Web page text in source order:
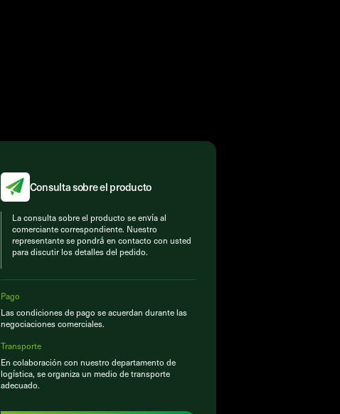
Consulta sobre el producto
La consulta sobre el producto se envía al
comerciante correspondiente. Nuestro
representante se pondrá en contacto con usted
para discutir los detalles del pedido.
Pago
Las condiciones de pago se acuerdan durante las
negociaciones comerciales.
Transporte
En colaboración con nuestro departamento de
logística, se organiza un medio de transporte
adecuado.